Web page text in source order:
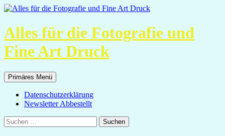
Alles für die Fotografie und
Fine Art Druck
Suchen
Primäres Menü Zum
Inhalt
springen
Datenschutzerklärung
Newsletter Abbestellt
Suchen
nach: